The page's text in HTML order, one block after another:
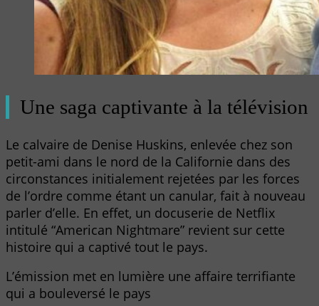
Une saga captivante à la télévision
Le calvaire de Denise Huskins, enlevée chez son
petit-ami dans le nord de la Californie dans des
circonstances initialement rejetées par les forces
de l’ordre comme étant un canular, fait à nouveau
parler d’elle. En effet, un docuserie de Netflix
intitulé “American Nightmare” revient sur cette
histoire qui a captivé tout le pays.
L’émission met en lumière une affaire terrifiante
qui a bouleversé le pays